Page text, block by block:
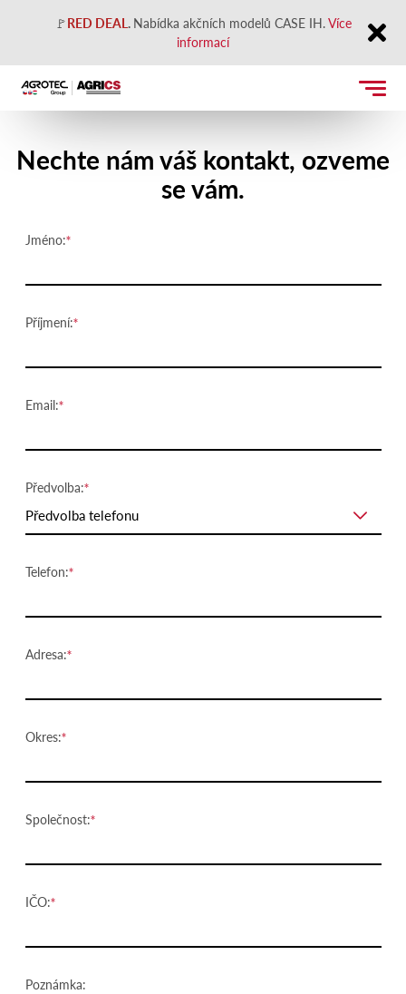
🚩RED DEAL. Nabídka akčních modelů CASE IH.Více
informací
Close
Nechte nám váš kontakt, ozveme
se vám.
Jméno:
Příjmení:
Email:
Předvolba:
Předvolba telefonu
Telefon:
Adresa:
Okres:
Společnost:
IČO:
Poznámka: